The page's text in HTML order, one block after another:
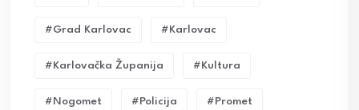
#grad Karlovac #karlovac
#karlovačka Županija #kultura
#nogomet #policija #promet